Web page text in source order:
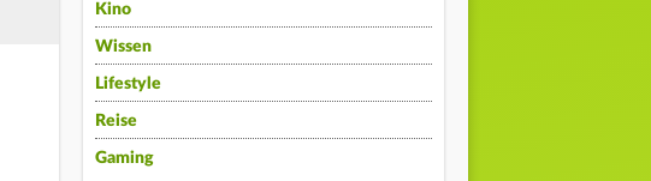
Kino
Wissen
Lifestyle
Reise
Gaming